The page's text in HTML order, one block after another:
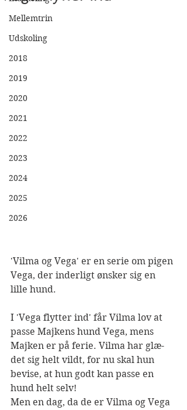
Mellemtrin
Udskoling
2018
2019
2020
2021
2022
2023
2024
2025
2026
'Vilma og Vega' er en serie om pigen
Vega, der inderligt ønsker sig en
lille hund.
I 'Vega flytter ind' får Vilma lov at
passe Majkens hund Vega, mens
Majken er på ferie. Vilma har glæ-
det sig helt vildt, for nu skal hun
bevise, at hun godt kan passe en
hund helt selv!
Men en dag, da de er Vilma og Vega